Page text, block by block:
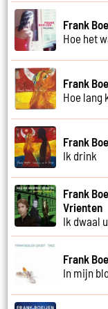
Frank
Hoe het
Frank
Hoe lang
Frank
Ik drink
Frank
Vrienten
Ik dwaal
Frank
In mijn